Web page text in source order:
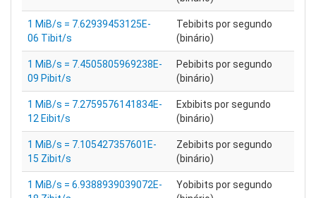
1 MiB/s = 7.62939453125E-
06 Tibit/s
Tebibits por segundo
(binário)
1 MiB/s = 7.4505805969238E-
09 Pibit/s
Pebibits por segundo
(binário)
1 MiB/s = 7.2759576141834E-
12 Eibit/s
Exbibits por segundo
(binário)
1 MiB/s = 7.105427357601E-
15 Zibit/s
Zebibits por segundo
(binário)
1 MiB/s = 6.9388939039072E-
Yobibits por segundo